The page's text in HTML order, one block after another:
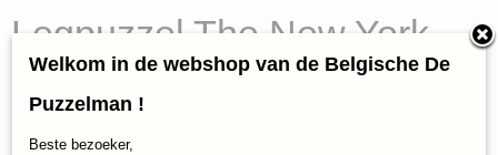
Legpuzzel The New York
Puzzle Company City of
Dreamers (1000)
Welkom in de webshop van de Belgische De
Puzzelman !
Beste bezoeker,